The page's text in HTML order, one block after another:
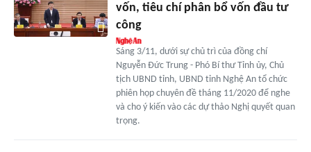
vốn, tiêu chí phân bổ vốn đầu tư
công
Sáng 3/11, dưới sự chủ trì của đồng chí
Nguyễn Đức Trung - Phó Bí thư Tỉnh ủy, Chủ
tịch UBND tỉnh, UBND tỉnh Nghệ An tổ chức
phiên họp chuyên đề tháng 11/2020 để nghe
và cho ý kiến vào các dự thảo Nghị quyết quan
trọng.